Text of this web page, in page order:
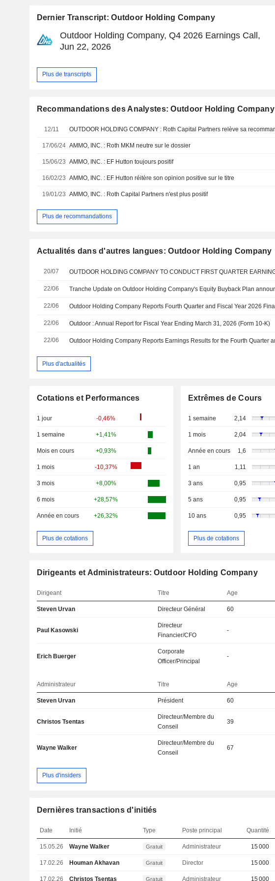
Dernier Transcript: Outdoor Holding Company
Outdoor Holding Company, Q4 2026 Earnings Call,
Jun 22, 2026
Plus de transcripts
Recommandations des Analystes: Outdoor Holding Company
12/11
17/06/24 AMMO, INC. : Roth MKM neutre sur le dossier
15/06/23 AMMO, INC. : EF Hutton toujours positif
16/02/23 AMMO, INC. : EF Hutton réitère son opinion positive sur le titre
19/01/23 AMMO, INC. : Roth Capital Partners n'est plus positif
Plus de recommandations
Actualités dans d'autres langues: Outdoor Holding Company
20/07
22/06
22/06
22/06 Outdoor : Annual Report for Fiscal Year Ending March 31, 2026 (Form 10-K)
22/06
Plus d'actualités
Cotations et Performances
1 jour -0,46%
1 semaine +1,41%
Mois en cours +0,93%
1 mois -10,37%
3 mois +8,00%
6 mois +28,57%
Année en cours +26,32%
Plus de cotations
Extrêmes de Cours
1 semaine 2,14
1 mois 2,04
Année en cours 1,6
1 an 1,11
3 ans 0,95
5 ans 0,95
10 ans 0,95
Plus de cotations
Dirigeants et Administrateurs: Outdoor Holding Company
Dirigeant Titre Age
Steven Urvan Directeur Général 60
Paul Kasowski
Directeur
Financier/CFO
-
Erich Buerger
Corporate
Officer/Principal
-
Administrateur Titre Age
Steven Urvan Président 60
Christos Tsentas
Directeur/Membre du
Conseil
39
Wayne Walker
Directeur/Membre du
Conseil
67
Plus d'insiders
Dernières transactions d'initiés
Date Initié Type Poste principal Quantité
15.05.26 Wayne Walker Gratuit Administrateur 15 000
17.02.26 Houman Akhavan Gratuit Director 15 000
17.02.26 Christos Tsentas Gratuit Administrateur 15 000